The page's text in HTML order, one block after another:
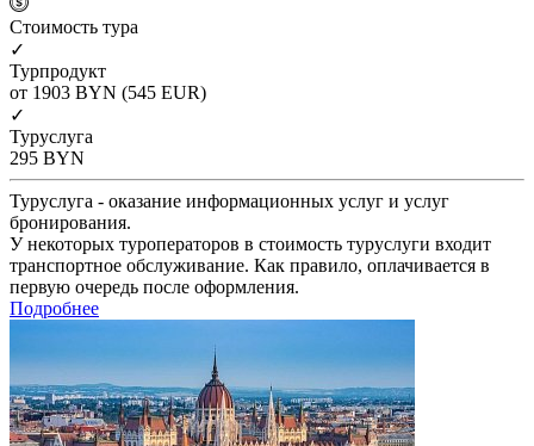
Cтоимость тура
✓
Турпродукт
от 1903 BYN (545 EUR)
✓
Туруслуга
295 BYN
Туруслуга - оказание информационных услуг и услуг
бронирования.
У некоторых туроператоров в стоимость туруслуги входит
транспортное обслуживание. Как правило, оплачивается в
первую очередь после оформления.
Подробнее